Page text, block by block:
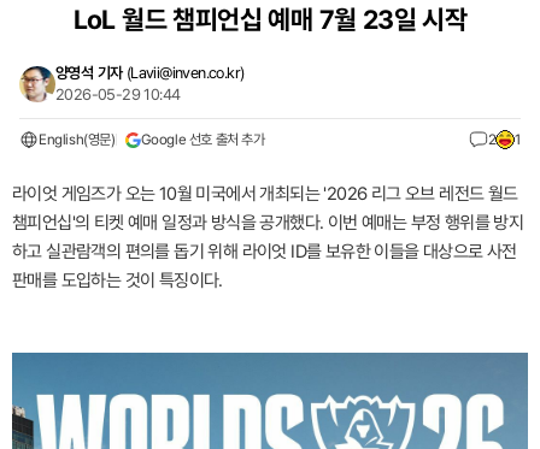
LoL 월드 챔피언십 예매 7월 23일 시작
양영석 기자 (Lavii@inven.co.kr)
2026-05-29 10:44
English(영문) Google 선호 출처 추가 2 1
라이엇 게임즈가 오는 10월 미국에서 개최되는 '2026 리그 오브 레전드 월드
챔피언십'의 티켓 예매 일정과 방식을 공개했다. 이번 예매는 부정 행위를 방지
하고 실관람객의 편의를 돕기 위해 라이엇 ID를 보유한 이들을 대상으로 사전
판매를 도입하는 것이 특징이다.